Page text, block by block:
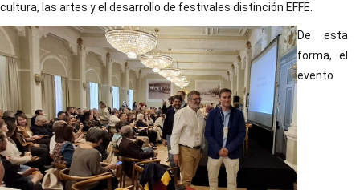
cultura, las artes y el desarrollo de festivales distinción EFFE.
De esta
forma, el
evento